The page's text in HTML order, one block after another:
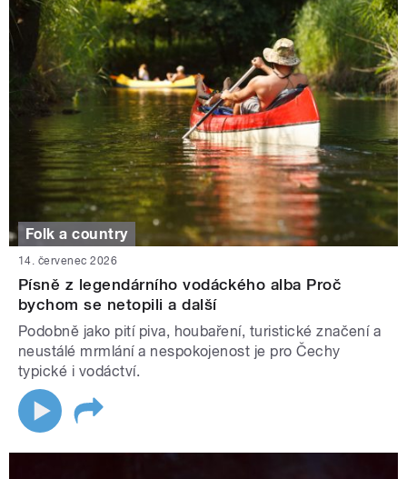
Folk a country
14. červenec 2026
Písně z legendárního vodáckého alba Proč
bychom se netopili a další
Podobně jako pití piva, houbaření, turistické značení a
neustálé mrmlání a nespokojenost je pro Čechy
typické i vodáctví.